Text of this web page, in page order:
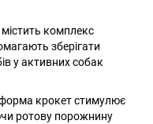
містить комплекс
зберігати
у активних собак
крокет стимулює
ротову порожнину